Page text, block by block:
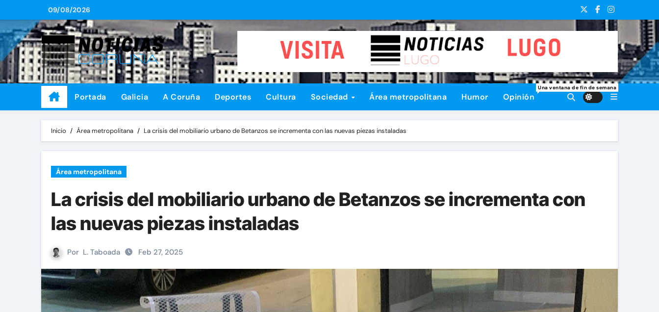
al
contenido
09/08/2026
Portada Galicia A Coruña Deportes Cultura Sociedad Área metropolitana Humor Opinión
Una ventana de fin de semana
Inicio Área metropolitana La crisis del mobiliario urbano de Betanzos se incrementa con las nuevas piezas instaladas
Área metropolitana
La crisis del mobiliario urbano de Betanzos se incrementa con
las nuevas piezas instaladas
Por L. Taboada Feb 27, 2025